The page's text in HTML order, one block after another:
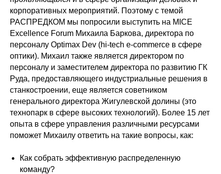
корпоративных мероприятий. Поэтому с темой
РАСПРЕДКОМ мы попросили выступить на MICE
Excellence Forum Михаила Баркова, директора по
персоналу Optimax Dev (hi-tech e-commerce в сфере
оптики). Михаил также является директором по
персоналу и заместителем директора по развитию ГК
Руда, предоставляющего индустриальные решения в
станкостроении, еще является советником
генерального директора Жигулевской долины (это
технопарк в сфере высоких технологий). Более 15 лет
опыта в сфере управления различными ресурсами
поможет Михаилу ответить на такие вопросы, как:
Как собрать эффективную распределенную
команду?